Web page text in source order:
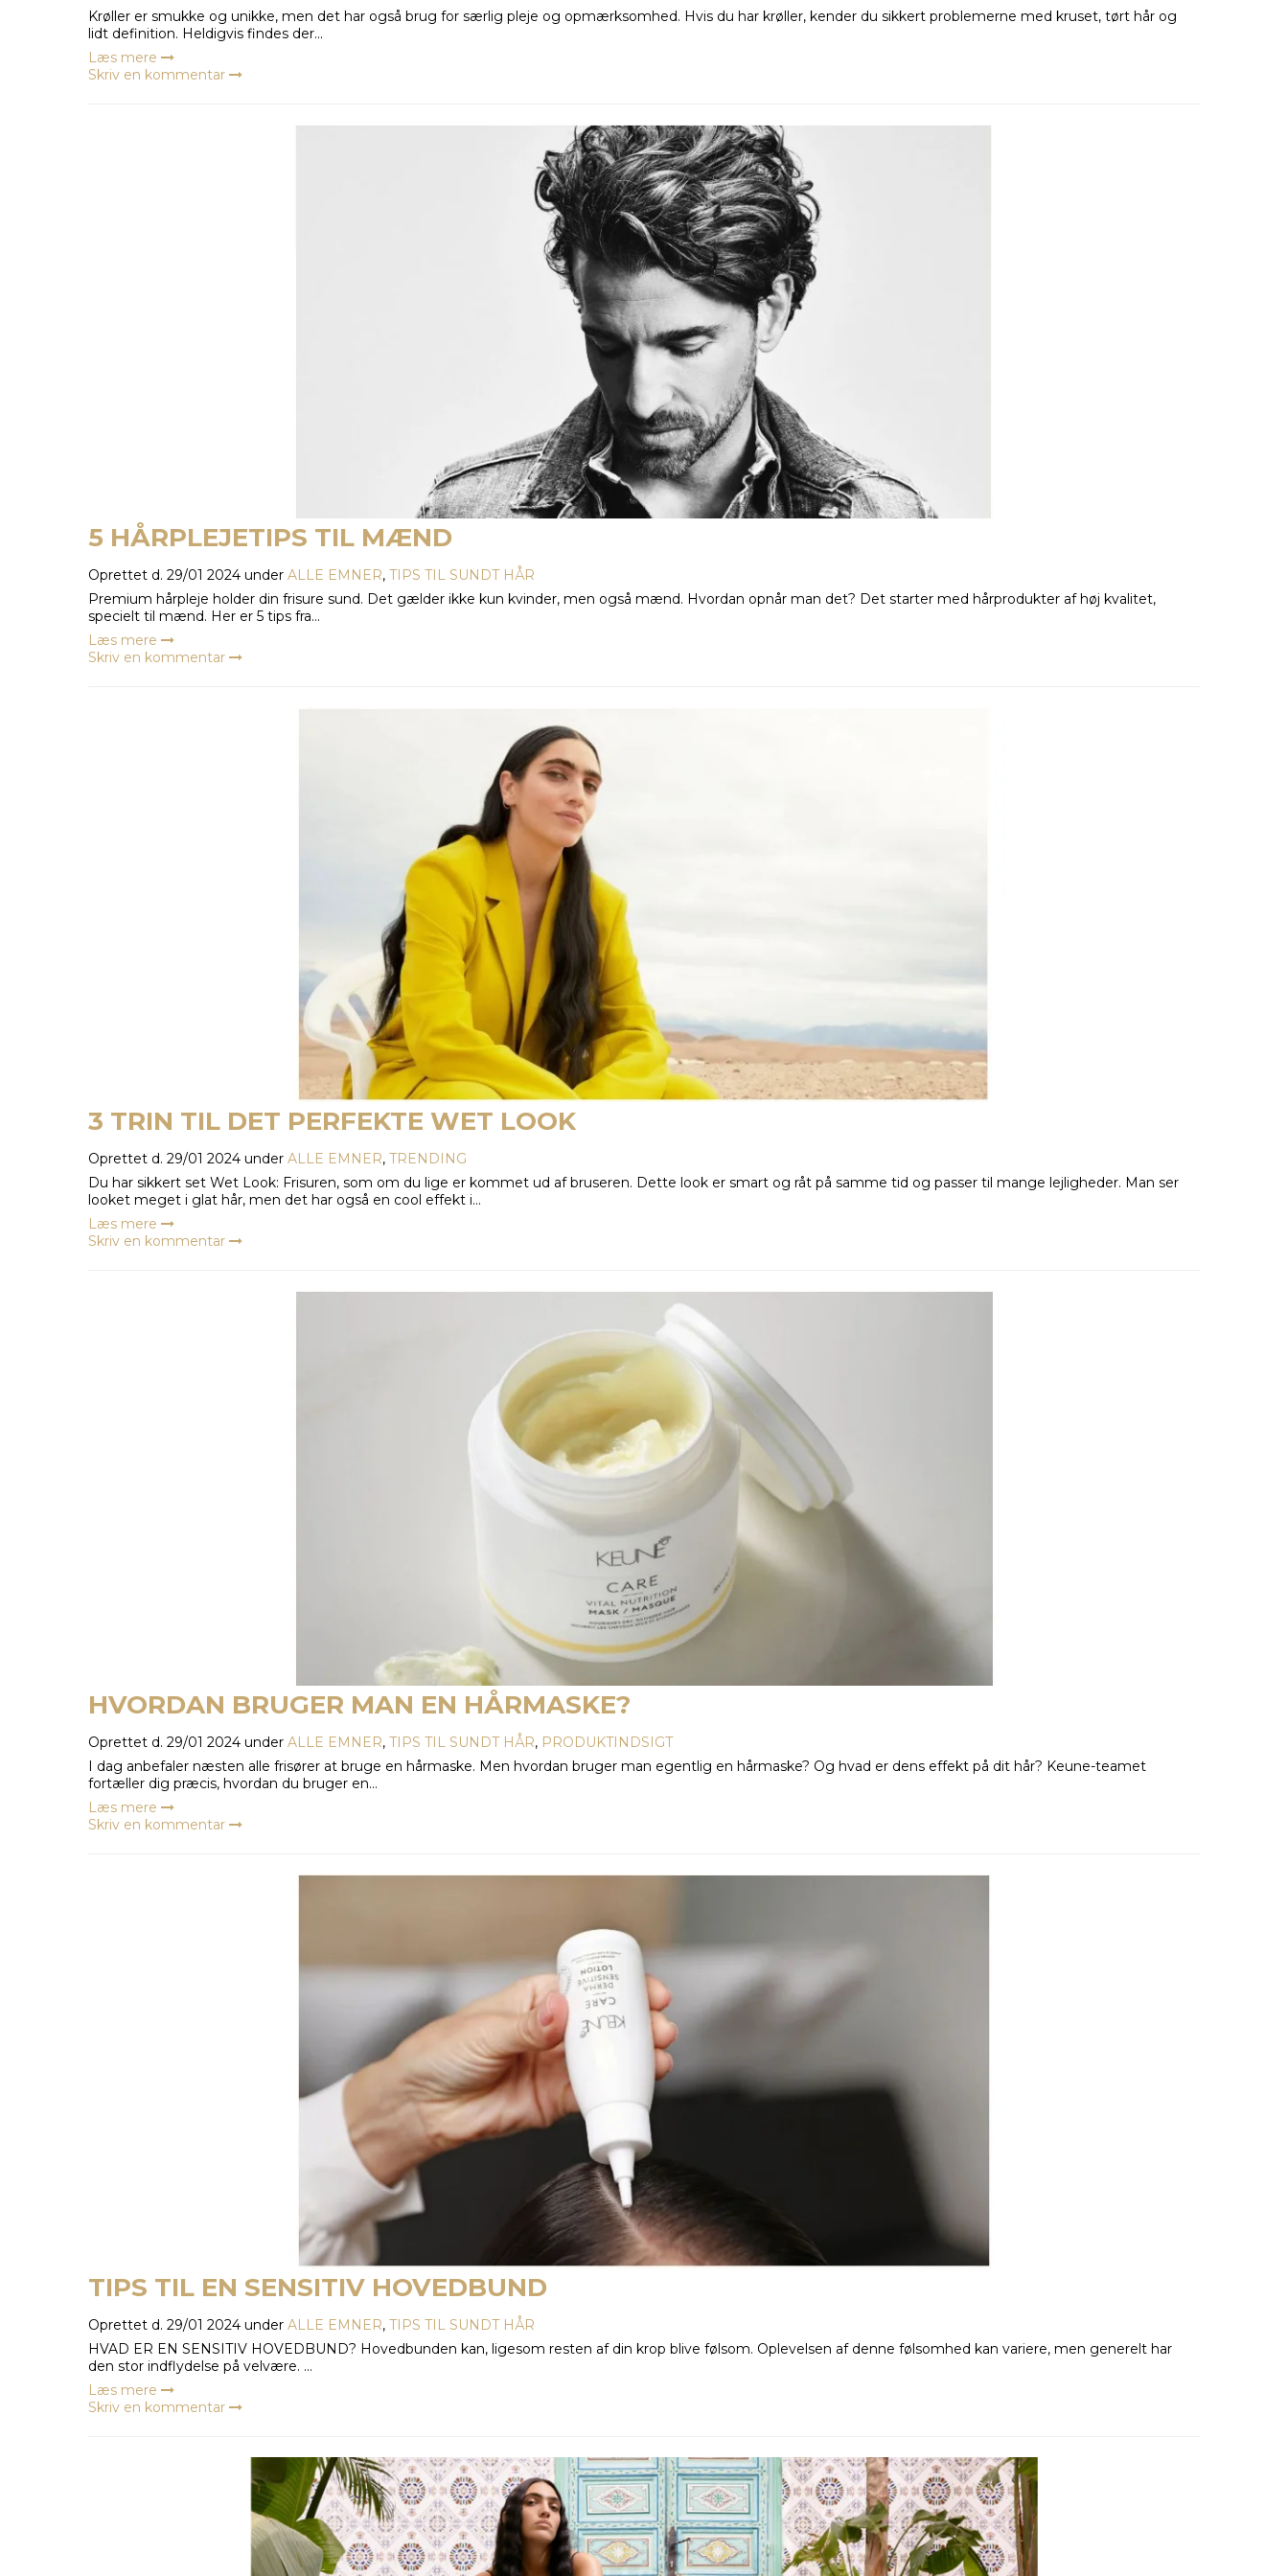
Krøller er smukke og unikke, men det har også brug for særlig pleje og opmærksomhed. Hvis du har krøller, kender du sikkert problemerne med kruset, tørt hår og
lidt definition. Heldigvis findes der...
Læs mere
Skriv en kommentar
5 HÅRPLEJETIPS TIL MÆND
Oprettet d. 29/01 2024 under ALLE EMNER, TIPS TIL SUNDT HÅR
Premium hårpleje holder din frisure sund. Det gælder ikke kun kvinder, men også mænd. Hvordan opnår man det? Det starter med hårprodukter af høj kvalitet,
specielt til mænd. Her er 5 tips fra...
Læs mere
Skriv en kommentar
3 TRIN TIL DET PERFEKTE WET LOOK
Oprettet d. 29/01 2024 under ALLE EMNER, TRENDING
Du har sikkert set Wet Look: Frisuren, som om du lige er kommet ud af bruseren. Dette look er smart og råt på samme tid og passer til mange lejligheder. Man ser
looket meget i glat hår, men det har også en cool effekt i...
Læs mere
Skriv en kommentar
HVORDAN BRUGER MAN EN HÅRMASKE?
Oprettet d. 29/01 2024 under ALLE EMNER, TIPS TIL SUNDT HÅR, PRODUKTINDSIGT
I dag anbefaler næsten alle frisører at bruge en hårmaske. Men hvordan bruger man egentlig en hårmaske? Og hvad er dens effekt på dit hår? Keune-teamet
fortæller dig præcis, hvordan du bruger en...
Læs mere
Skriv en kommentar
TIPS TIL EN SENSITIV HOVEDBUND
Oprettet d. 29/01 2024 under ALLE EMNER, TIPS TIL SUNDT HÅR
HVAD ER EN SENSITIV HOVEDBUND? Hovedbunden kan, ligesom resten af din krop blive følsom. Oplevelsen af denne følsomhed kan variere, men generelt har
den stor indflydelse på velvære. ...
Læs mere
Skriv en kommentar